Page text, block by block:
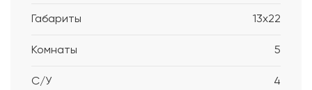
Габариты 13x22
Комнаты 5
С/У 4